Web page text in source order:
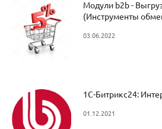
Модули b2b -
(Инструменты
03.06.2022
1С-Битрикс24:
01.12.2021